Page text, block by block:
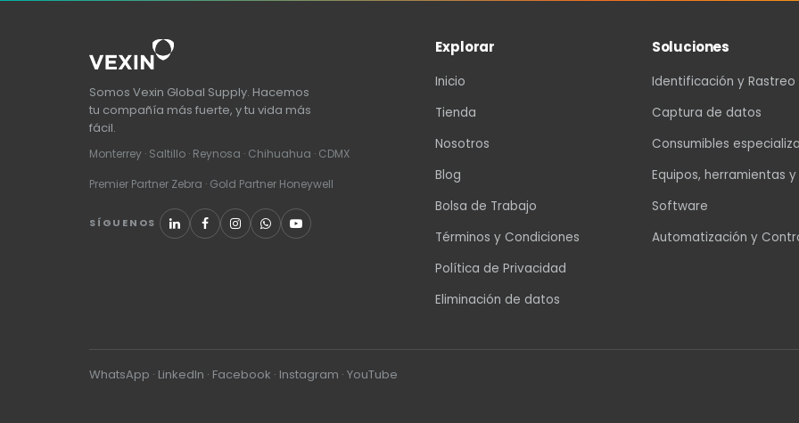
Somos Vexin Global Supply. Hacemos
tu compañía más fuerte, y tu vida más
fácil.
Monterrey · Saltillo · Reynosa · Chihuahua · CDMX
Premier Partner Zebra · Gold Partner Honeywell
SÍGUENOS
Explorar
Tienda
Nosotros
Bolsa de Trabajo
Términos y Condiciones
Política de Privacidad
Eliminación de datos
Soluciones
Identificación y Rastreo
Captura de datos
Consumibles especializados
Equipos, herramientas y
WhatsApp · LinkedIn · Facebook · Instagram · YouTube